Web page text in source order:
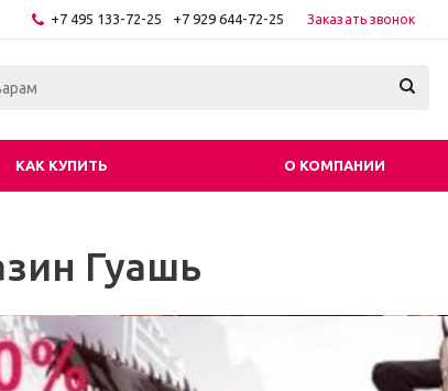
+7 495 133-72-25 +7 929 644-72-25 Заказать звонок
КАК КУПИТЬ О КОМПАНИИ
Гуашь